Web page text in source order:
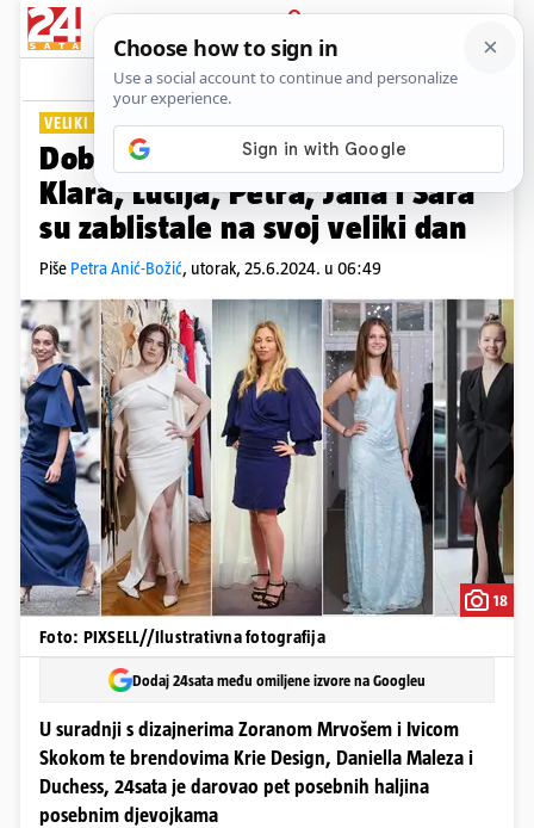
PRIJAVA
Lifestyle Komentari
VELIKI NAGRADNI NATJEČAJ 24SATA
Dobitnice maturalnih haljina:
Klara, Lucija, Petra, Jana i Sara
su zablistale na svoj veliki dan
Piše Petra Anić-Božić, utorak, 25.6.2024. u 06:49
18
Foto: PIXSELL//Ilustrativna fotografija
Dodaj 24sata među omiljene izvore na Googleu
U suradnji s dizajnerima Zoranom Mrvošem i Ivicom
Skokom te brendovima Krie Design, Daniella Maleza i
Duchess, 24sata je darovao pet posebnih haljina
posebnim djevojkama